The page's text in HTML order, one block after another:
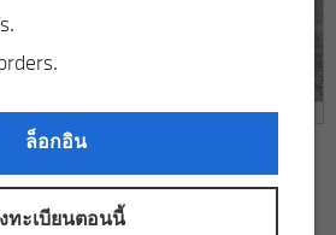
ล็อกอิน
ทะเบียนตอนนี้
S
Entry